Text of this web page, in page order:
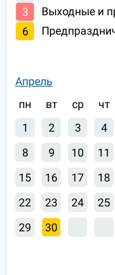
3
Выходные и
6
Апрель
пн
вт ср чт
1
2 3 4
8
9 10 11
15
16 17 18
22
23 24 25
29
30